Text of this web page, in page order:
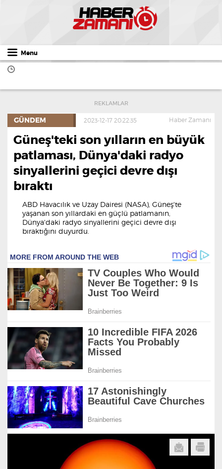
Menu
REKLAMLAR
GÜNDEM 2023-12-17 20:22:35 Haber Zamanı
Güneş'teki son yılların en büyük
patlaması, Dünya'daki radyo
sinyallerini geçici devre dışı
bıraktı
ABD Havacılık ve Uzay Dairesi (NASA), Güneş'te
yaşanan son yıllardaki en güçlü patlamanın,
Dünya'daki radyo sinyallerini geçici devre dışı
bıraktığını duyurdu.